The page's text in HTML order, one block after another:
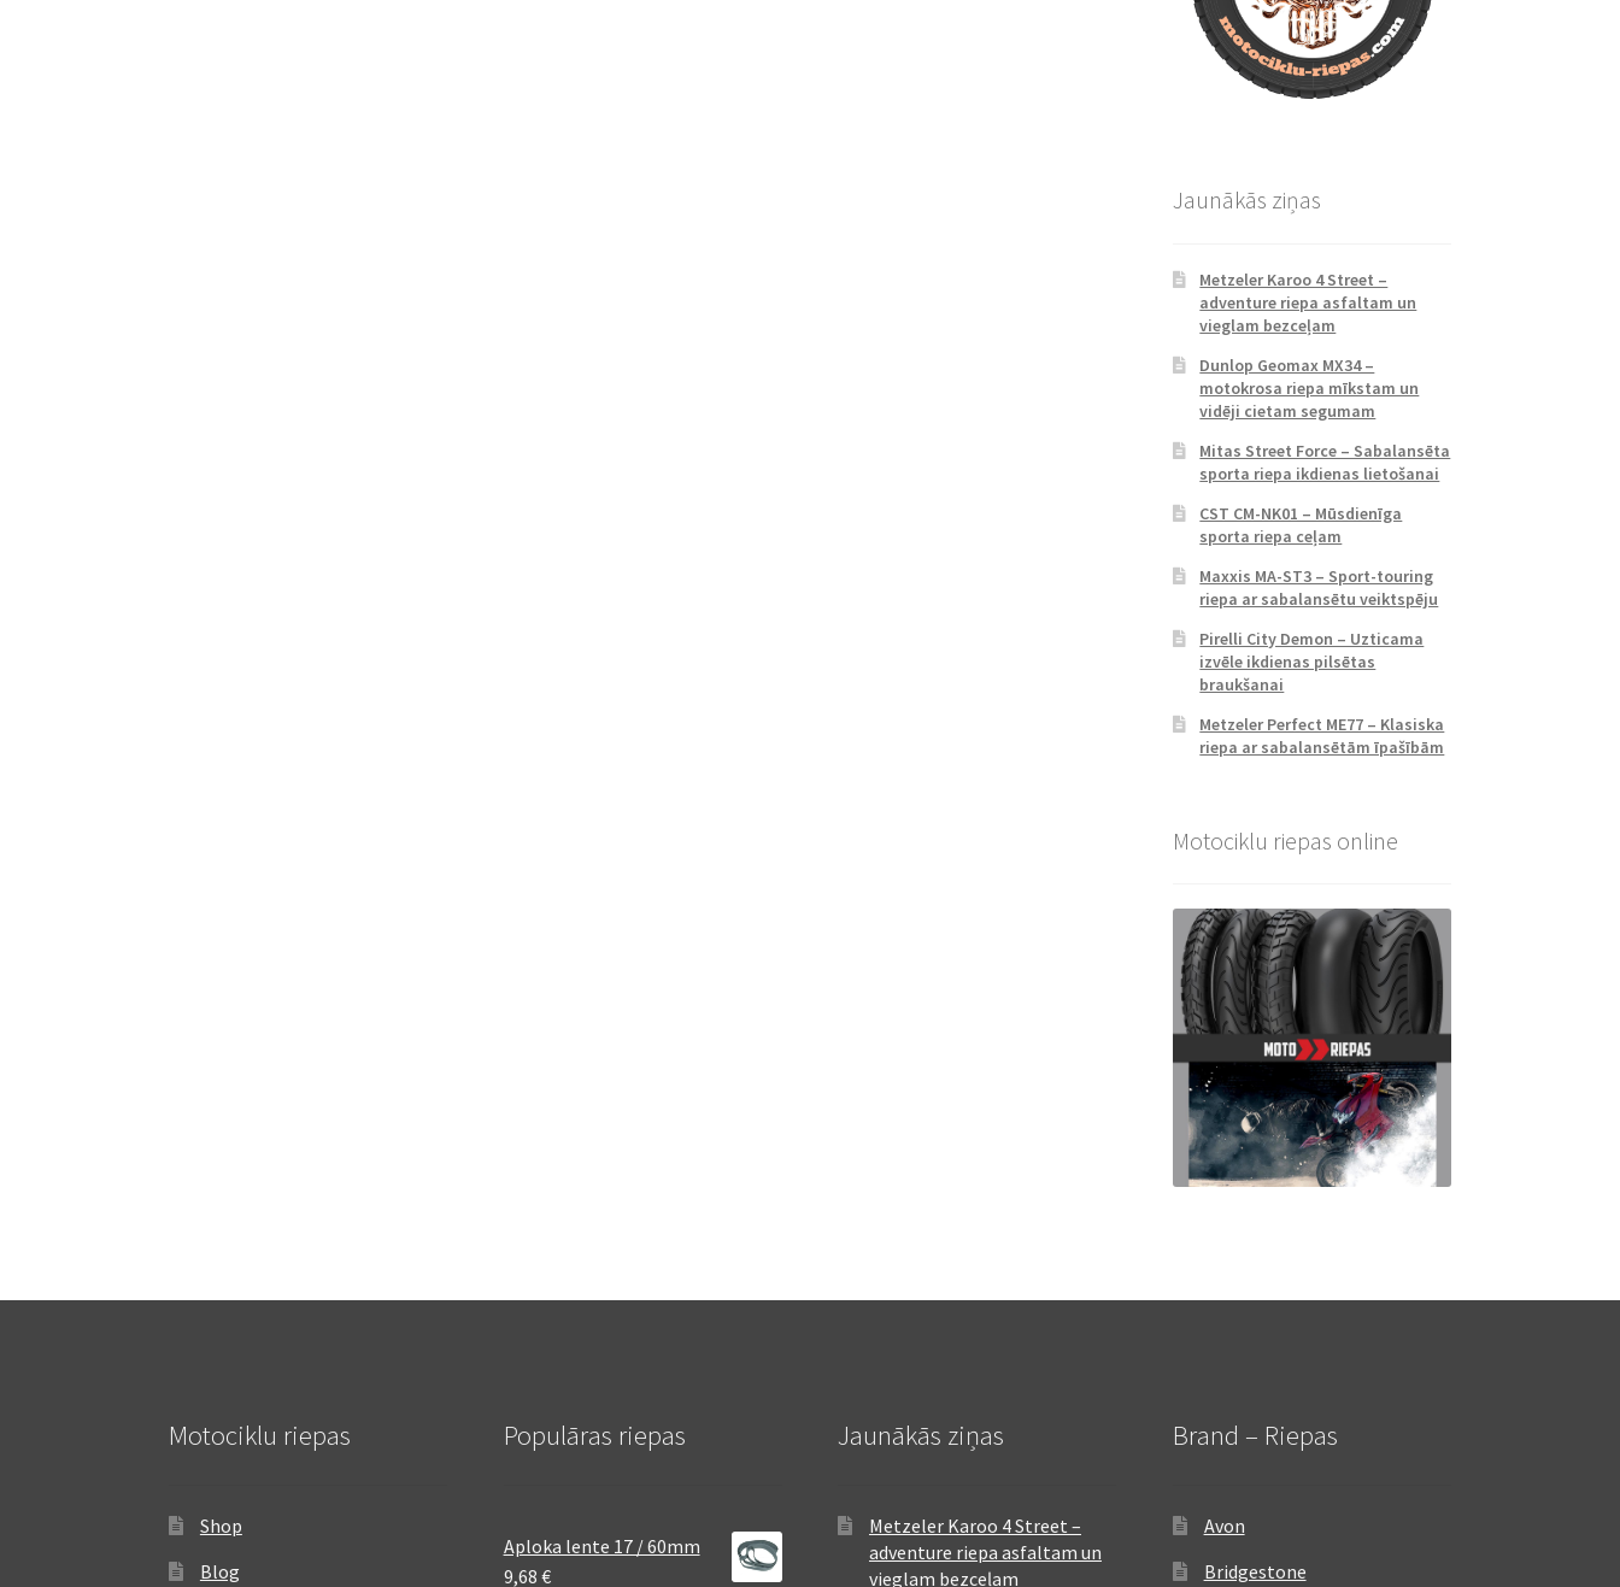
Jaunākās ziņas
Metzeler Karoo 4 Street –
adventure riepa asfaltam un
vieglam bezceļam
Dunlop Geomax MX34 –
motokrosa riepa mīkstam un
vidēji cietam segumam
Mitas Street Force – Sabalansēta
sporta riepa ikdienas lietošanai
CST CM-NK01 – Mūsdienīga
sporta riepa ceļam
Maxxis MA-ST3 – Sport-touring
riepa ar sabalansētu veiktspēju
Pirelli City Demon – Uzticama
izvēle ikdienas pilsētas
braukšanai
Metzeler Perfect ME77 – Klasiska
riepa ar sabalansētām īpašībām
Motociklu riepas online
Motociklu riepas
Shop
Blog
Populāras riepas
Aploka lente 17 / 60mm
9,68 €
Jaunākās ziņas
Metzeler Karoo 4 Street –
adventure riepa asfaltam un
vieglam bezceļam
Brand – Riepas
Avon
Bridgestone